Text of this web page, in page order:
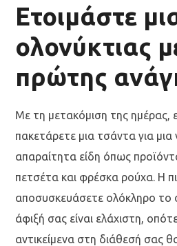
Ετοιμάστε
ολονύκτιας
πρώτης
Με τη μετακόμιση της ημέρας,
πακετάρετε μια τσάντα για
απαραίτητα είδη όπως
πετσέτα και φρέσκα ρούχα. Η
αποσυσκευάσετε ολόκληρο το
άφιξή σας είναι ελάχιστη,
αντικείμενα στη διάθεσή σας